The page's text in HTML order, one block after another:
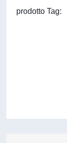
prodotto Tag: